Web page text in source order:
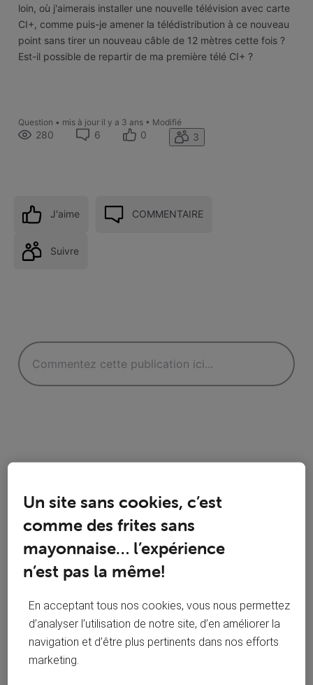
loin, où j'aimerais installer une nouvelle télévision avec carte
CI+, comme puis-je amener la télédistribution à ce nouveau
point sans tirer un nouveau câble de 12 mètres cette fois ?
Est-il possible de repartir de ma première télé CI+ ?
Question • mis à jour il y a 3 ans• Modifié
280 6 0 3
J'aime COMMENTAIRE
Suivre
Oldest First
Selected
Oldest
First
R
roylion15
+9 plus
il y a 3 ans
Un site sans cookies, c’est
comme des frites sans
mayonnaise… l’expérience
n’est pas la même!
En acceptant tous nos cookies, vous nous permettez
d’analyser l’utilisation de notre site, d’en améliorer la
navigation et d’être plus pertinents dans nos efforts
marketing.